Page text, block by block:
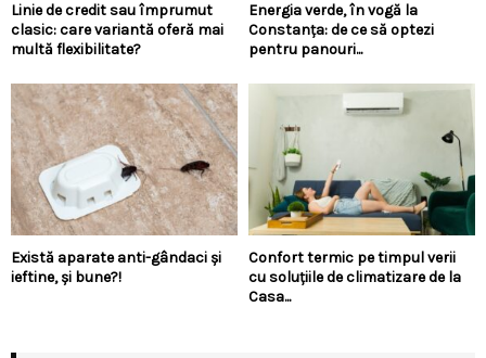
Linie de credit sau împrumut
clasic: care variantă oferă mai
multă flexibilitate?
Energia verde, în vogă la
Constanța: de ce să optezi
pentru panouri...
Există aparate anti-gândaci și
ieftine, și bune?!
Confort termic pe timpul verii
cu soluțiile de climatizare de la
Casa...